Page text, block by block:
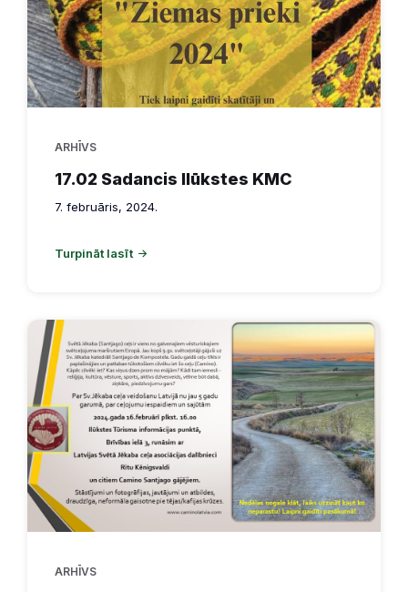
ARHĪVS
17.02 Sadancis Ilūkstes KMC
7. februāris, 2024.
Turpināt lasīt
ARHĪVS